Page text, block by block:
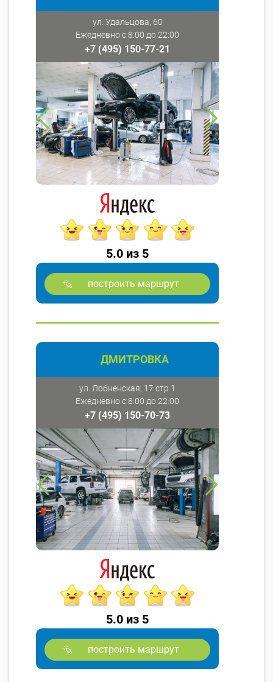
ул. Удальцова, 60
Ежедневно с 8:00 до 22:00
+7 (495) 150-77-21
5.0 из 5
построить маршрут
ДМИТРОВКА
ул. Лобненская, 17 стр 1
Ежедневно с 8:00 до 22:00
+7 (495) 150-70-73
5.0 из 5
построить маршрут